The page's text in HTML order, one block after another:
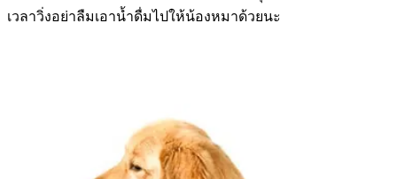
เวลาวิ่งอย่าลืมเอาน้ำดื่มไปให้น้องหมาด้วยนะ